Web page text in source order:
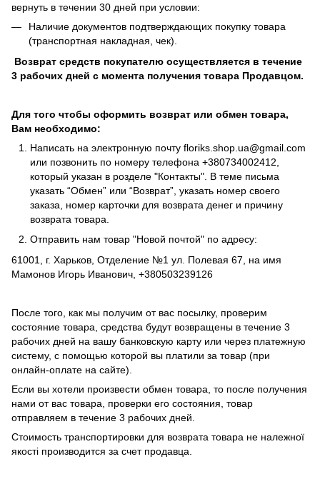
вернуть в течении 30 дней при условии:
Наличие документов подтверждающих покупку товара
(транспортная накладная, чек).
Возврат средств покупателю осуществляется в течение
3 рабочих дней с момента получения товара Продавцом.
Для того чтобы оформить возврат или обмен товара,
Вам необходимо:
Написать на электронную почту floriks.shop.ua@gmail.com
или позвонить по номеру телефона +380734002412
который указан в розделе "Контакты" . В теме письма
указать “Обмен” или “Возврат”, указать номер своего
заказа, номер карточки для возврата денег и причину
возврата товара.
Отправить нам товар "Новой почтой" по адресу:
61001, г. Харьков, Отделение №1 ул. Полевая 67, на имя
Мамонов Игорь Иванович, +380503239126
После того, как мы получим от вас посылку, проверим
состояние товара, средства будут возвращены в течение 3
рабочих дней на вашу банковскую карту или через платежную
систему, с помощью которой вы платили за товар (при
онлайн-оплате на сайте).
Если вы хотели произвести обмен товара, то после получения
нами от вас товара, проверки его состояния, товар
отправляем в течение 3 рабочих дней.
Стоимость транспортировки для возврата товара не належної
якості производится за счет продавца.